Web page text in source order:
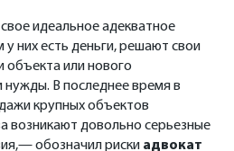
идеальное адекватное
них есть деньги, решают свои
объекта или нового
нужды. В последнее время в
крупных объектов
возникают довольно серьезные
обозначил риски адвокат